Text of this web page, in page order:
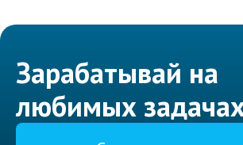
Зарабатывай на
любимых